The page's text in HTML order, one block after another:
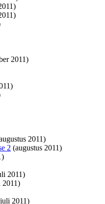
2011)
2011)
2 (augustus 2011)
2011)
2011)
2011)